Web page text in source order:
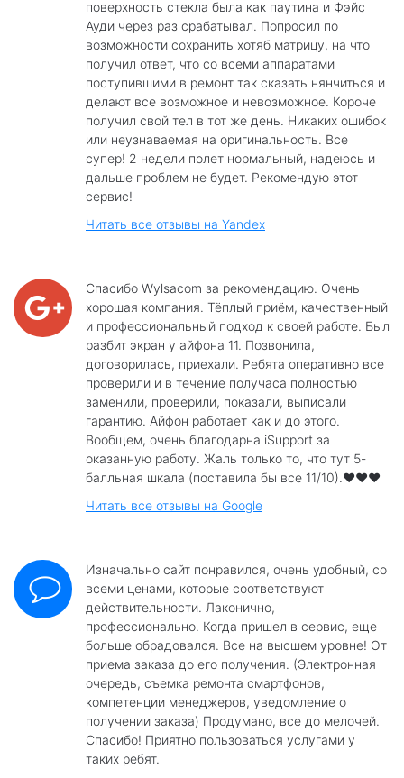
поверхность стекла была как паутина и Фэйс
Ауди через раз срабатывал. Попросил по
возможности сохранить хотяб матрицу, на что
получил ответ, что со всеми аппаратами
поступившими в ремонт так сказать нянчиться и
делают все возможное и невозможное. Короче
получил свой тел в тот же день. Никаких ошибок
или неузнаваемая на оригинальность. Все
супер! 2 недели полет нормальный, надеюсь и
дальше проблем не будет. Рекомендую этот
сервис!
Читать все отзывы на Yandex
Спасибо Wylsacom за рекомендацию. Очень
хорошая компания. Тёплый приём, качественный
и профессиональный подход к своей работе. Был
разбит экран у айфона 11. Позвонила,
договорилась, приехали. Ребята оперативно все
проверили и в течение получаса полностью
заменили, проверили, показали, выписали
гарантию. Айфон работает как и до этого.
Вообщем, очень благодарна iSupport за
оказанную работу. Жаль только то, что тут 5-
балльная шкала (поставила бы все 11/10).❤️❤️❤️
Читать все отзывы на Google
Изначально сайт понравился, очень удобный, со
всеми ценами, которые соответствуют
действительности. Лаконично,
профессионально. Когда пришел в сервис, еще
больше обрадовался. Все на высшем уровне! От
приема заказа до его получения. (Электронная
очередь, съемка ремонта смартфонов,
компетенции менеджеров, уведомление о
получении заказа) Продумано, все до мелочей.
Спасибо! Приятно пользоваться услугами у
таких ребят.